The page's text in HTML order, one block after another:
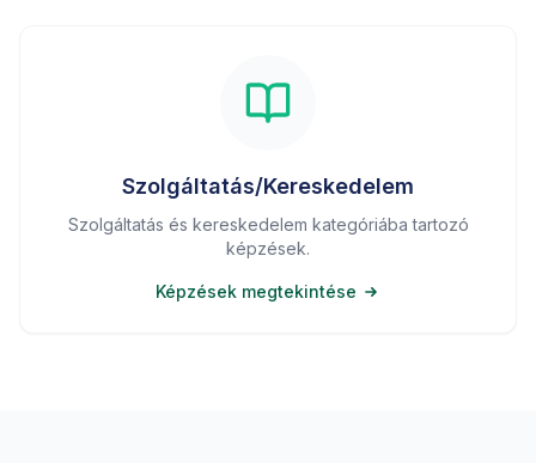
Szolgáltatás/Kereskedelem
Szolgáltatás és kereskedelem kategóriába tartozó
képzések.
Képzések megtekintése